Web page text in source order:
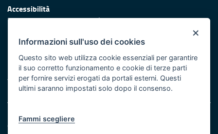
Accessibilità
Dichiarazione di accessibilità
Redazione
Protezione civile
Vai al sito di Protezione Civile Puglia
Note legali
Cookie e privacy
×
Informazioni sull'uso dei cookies
Questo sito web utilizza cookie essenziali per garantire
il suo corretto funzionamento e cookie di terze parti
per fornire servizi erogati da portali esterni. Questi
ultimi saranno impostati solo dopo il consenso.
Fammi scegliere